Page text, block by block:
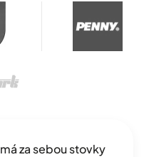
má za sebou stovky